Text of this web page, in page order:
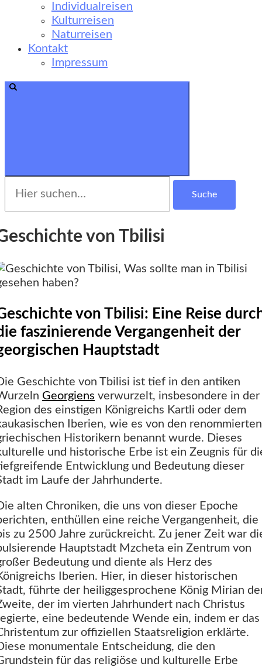
Individualreisen
Kulturreisen
Naturreisen
Kontakt
Impressum
nach:
von Tbilisi
von Tbilisi: Eine Reise
faszinierende Vergangenheit der
Hauptstadt
Geschichte von Tbilisi ist tief in den antiken
Georgiens verwurzelt, insbesondere in der
des einstigen Königreichs Kartli oder dem
Iberien, wie es von den renommierten
Historikern benannt wurde. Dieses
und historische Erbe ist ein Zeugnis für
Entwicklung und Bedeutung dieser
im Laufe der Jahrhunderte.
alten Chroniken, die uns von dieser Epoche
enthüllen eine reiche Vergangenheit, die
zu 2500 Jahre zurückreicht. Zu jener Zeit war
Hauptstadt Mzcheta ein Zentrum von
Bedeutung und diente als Herz des
Iberien. Hier, in dieser historischen
führte der heiliggesprochene König Mirian
der im vierten Jahrhundert nach Christus
eine bedeutende Wende ein, indem er das
zur offiziellen Staatsreligion erklärte.
monumentale Entscheidung, die den
für das religiöse und kulturelle Erbe